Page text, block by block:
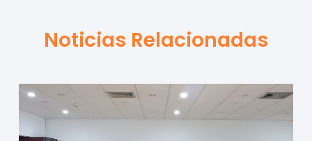
Noticias Relacionadas